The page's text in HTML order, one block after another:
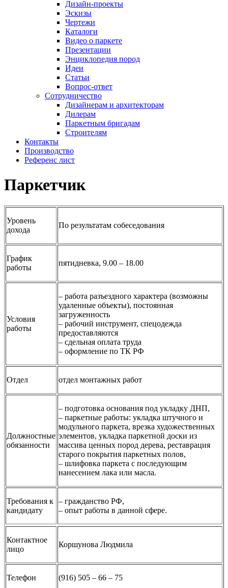
Дизайн-проекты
Эскизы
Чертежи
Каталоги
Видео о паркете
Презентации
Энциклопедия пород
Идеи
Статьи
Вопрос-ответ
Сотрудничество
Дизайнерам и архитекторам
Дилерам
Паркетным бригадам
Строителям
Контакты
Производство
Референс лист
Паркетчик
Уровень
дохода
По результатам собеседования
График
работы
пятидневка, 9.00 – 18.00
Условия
работы
– работа разъездного характера (возможны
удаленные объекты), постоянная
загруженность
– рабочий инструмент, спецодежда
предоставляются
– сдельная оплата труда
– оформление по ТК РФ
Отдел отдел монтажных работ
Должностные
обязанности
– подготовка основания под укладку ДНП,
– паркетные работы: укладка штучного и
модульного паркета, врезка художественных
элементов, укладка паркетной доски из
массива ценных пород дерева, реставрация
старого покрытия паркетных полов,
– шлифовка паркета с последующим
нанесением лака или масла.
Требования к
кандидату
– гражданство РФ,
– опыт работы в данной сфере.
Контактное
лицо
Коршунова Людмила
Телефон (916) 505 – 66 – 75